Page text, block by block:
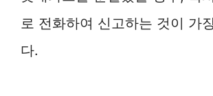
로 전화하여 신고하는 것이 가
다.